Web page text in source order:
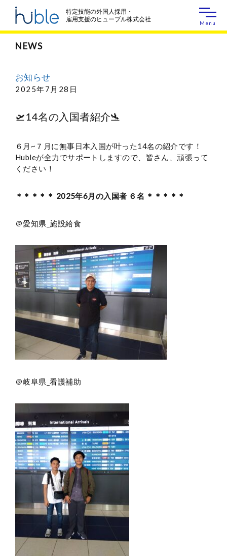
特定技能の外国人採用・
雇用支援のヒューブル株式会社
NEWS
お知らせ
2025年7月28日
🛫14名の入国者紹介🛬
６月~７月に無事日本入国が叶った14名の紹介です！
Hubleが全力でサポートしますので、皆さん、頑張って
ください！
＊＊＊＊＊ 2025年6月の入国者 ６名 ＊＊＊＊＊
＠愛知県_施設給食
＠岐阜県_看護補助
Menu